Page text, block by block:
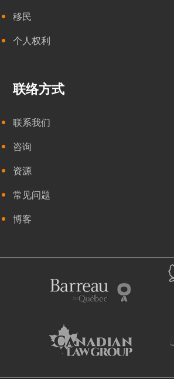
移民
个人权利
联络方式
联系我们
咨询
资源
常见问题
博客